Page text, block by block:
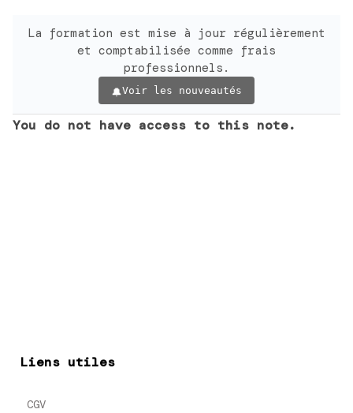
La formation est mise à jour régulièrement
et comptabilisée comme frais
professionnels.
Voir les nouveautés
You do not have access to this note.
Liens utiles
CGV